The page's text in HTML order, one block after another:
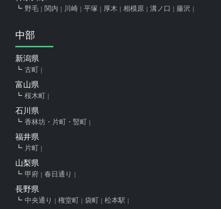
野毛 関内 川崎 平塚 厚木 相模原 溝ノ口 藤沢
中部
新潟県
古町
富山県
桜木町
石川県
香林坊・片町・竪町
福井県
片町
山梨県
甲府 春日通り
長野県
中央通り 権堂町 袋町 松本駅